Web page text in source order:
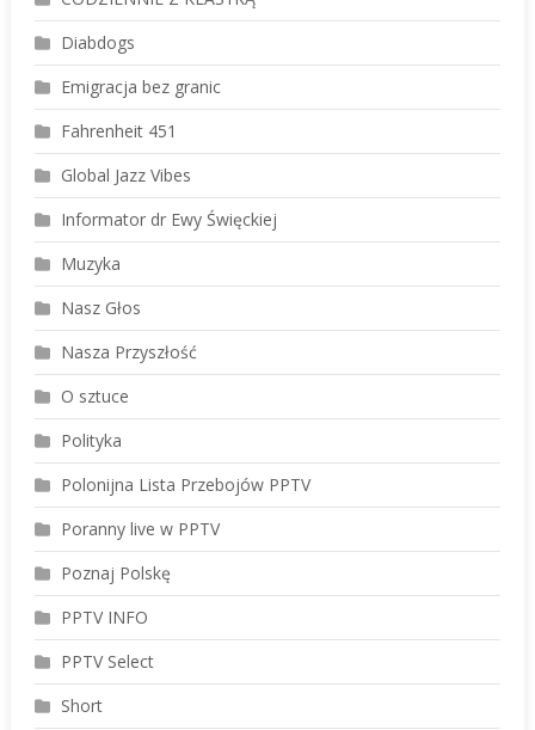
Diabdogs
Emigracja bez granic
Fahrenheit 451
Global Jazz Vibes
Informator dr Ewy Święckiej
Muzyka
Nasz Głos
Nasza Przyszłość
O sztuce
Polityka
Polonijna Lista Przebojów PPTV
Poranny live w PPTV
Poznaj Polskę
PPTV INFO
PPTV Select
Short